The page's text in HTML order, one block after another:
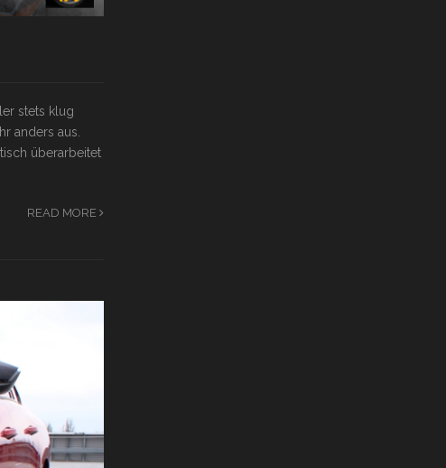
stets klug
anders aus.
überarbeitet
READ MORE